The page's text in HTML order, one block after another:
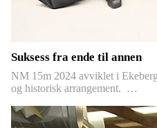
Suksess fra ende til annen
NM 15m 2024 avviklet i
og historisk arrangement. …